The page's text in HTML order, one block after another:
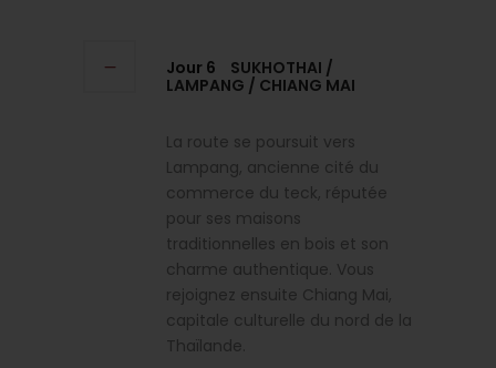
Jour 6
SUKHOTHAI /
LAMPANG / CHIANG MAI
La route se poursuit vers
Lampang, ancienne cité du
commerce du teck, réputée
pour ses maisons
traditionnelles en bois et son
charme authentique. Vous
rejoignez ensuite Chiang Mai,
capitale culturelle du nord de la
Thaïlande.